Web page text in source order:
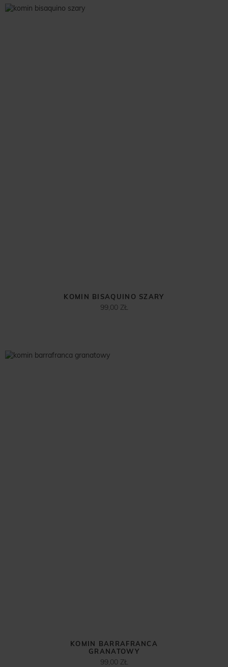
KOMIN BISAQUINO SZARY
99,00 ZŁ
KOMIN BARRAFRANCA
GRANATOWY
99,00 ZŁ